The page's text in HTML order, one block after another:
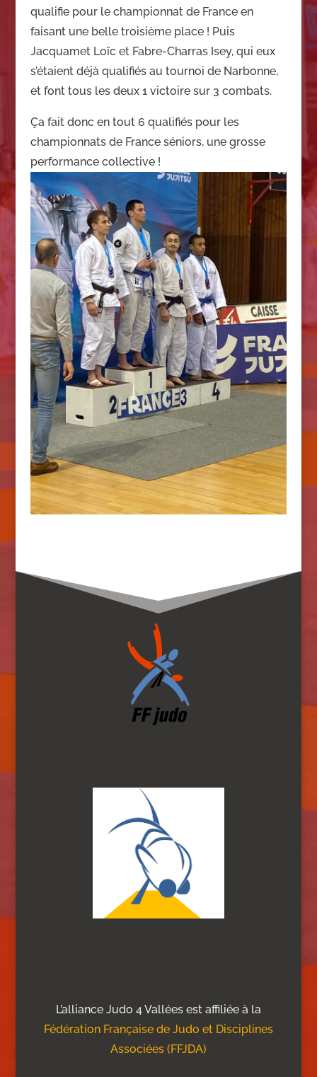
qualifie pour le championnat de France en
faisant une belle troisième place ! Puis
Jacquamet Loïc et Fabre-Charras Isey, qui eux
s’étaient déjà qualifiés au tournoi de Narbonne,
et font tous les deux 1 victoire sur 3 combats.
Ça fait donc en tout 6 qualifiés pour les
championnats de France séniors, une grosse
performance collective !
L’alliance Judo 4 Vallées est affiliée à la
Fédération Française de Judo et Disciplines
Associées (FFJDA)